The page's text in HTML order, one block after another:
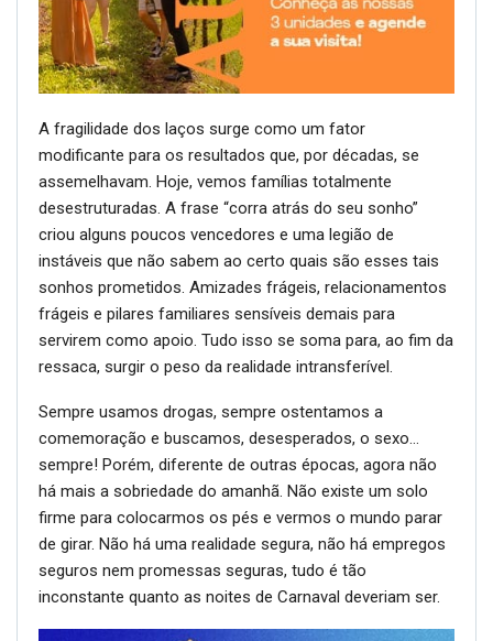
A fragilidade dos laços surge como um fator
modificante para os resultados que, por décadas, se
assemelhavam. Hoje, vemos famílias totalmente
desestruturadas. A frase “corra atrás do seu sonho”
criou alguns poucos vencedores e uma legião de
instáveis que não sabem ao certo quais são esses tais
sonhos prometidos. Amizades frágeis, relacionamentos
frágeis e pilares familiares sensíveis demais para
servirem como apoio. Tudo isso se soma para, ao fim da
ressaca, surgir o peso da realidade intransferível.
Sempre usamos drogas, sempre ostentamos a
comemoração e buscamos, desesperados, o sexo…
sempre! Porém, diferente de outras épocas, agora não
há mais a sobriedade do amanhã. Não existe um solo
firme para colocarmos os pés e vermos o mundo parar
de girar. Não há uma realidade segura, não há empregos
seguros nem promessas seguras, tudo é tão
inconstante quanto as noites de Carnaval deveriam ser.